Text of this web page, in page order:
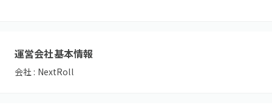
運営会社基本情報
会社 : NextRoll